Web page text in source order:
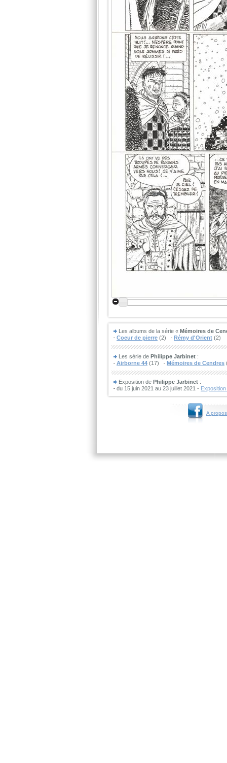
Les albums de la série « Mémoires de
Coeur de pierre (2) Rémy d'Orient (2)
Les série de Philippe Jarbinet :
Airborne 44 (17) Mémoires de Cendres
Exposition de Philippe Jarbinet :
du 15 juin 2021 au 23 juillet 2021 -
A